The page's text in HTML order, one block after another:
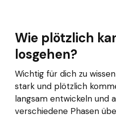
Wie plötzlich
losgehen?
Wichtig für dich zu
stark und plötzlich
langsam entwickeln und
verschiedene Phasen